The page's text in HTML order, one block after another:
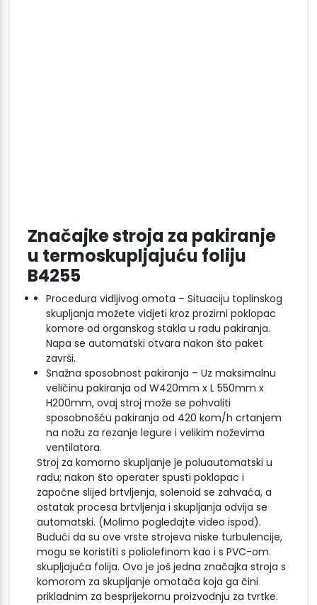
Značajke stroja za pakiranje
u termoskupljajuću foliju
B4255
Procedura vidljivog omota – Situaciju toplinskog
skupljanja možete vidjeti kroz prozirni poklopac
komore od organskog stakla u radu pakiranja.
Napa se automatski otvara nakon što paket
završi.
Snažna sposobnost pakiranja – Uz maksimalnu
veličinu pakiranja od W420mm x L 550mm x
H200mm, ovaj stroj može se pohvaliti
sposobnošću pakiranja od 420 kom/h crtanjem
na nožu za rezanje legure i velikim noževima
ventilatora.
Stroj za komorno skupljanje je poluautomatski u
radu; nakon što operater spusti poklopac i
započne slijed brtvljenja, solenoid se zahvaća, a
ostatak procesa brtvljenja i skupljanja odvija se
automatski. (Molimo pogledajte video ispod).
Budući da su ove vrste strojeva niske turbulencije,
mogu se koristiti s poliolefinom kao i s PVC-om.
skupljajuća folija. Ovo je još jedna značajka stroja s
komorom za skupljanje omotača koja ga čini
prikladnim za besprijekornu proizvodnju za tvrtke.